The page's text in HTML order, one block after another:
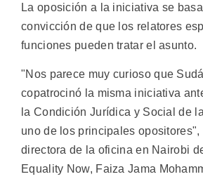
La oposición a la iniciativa se
convicción de que los relatores
funciones pueden tratar el asunto.
"Nos parece muy curioso que
copatrocinó la misma iniciativa
la Condición Jurídica y Social de
uno de los principales opositores",
directora de la oficina en Nairobi
Equality Now, Faiza Jama